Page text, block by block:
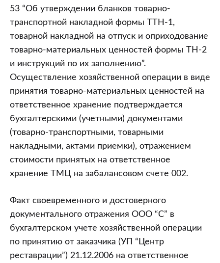
53 “Об утверждении бланков товарно-
транспортной накладной формы ТТН-1,
товарной накладной на отпуск и оприходование
товарно-материальных ценностей формы ТН-2
и инструкций по их заполнению”.
Осуществление хозяйственной операции в виде
принятия товарно-материальных ценностей на
ответственное хранение подтверждается
бухгалтерскими (учетными) документами
(товарно-транспортными, товарными
накладными, актами приемки), отражением
стоимости принятых на ответственное
хранение ТМЦ на забалансовом счете 002.
Факт своевременного и достоверного
документального отражения ООО “С” в
бухгалтерском учете хозяйственной операции
по принятию от заказчика (УП “Центр
реставрации”) 21.12.2006 на ответственное